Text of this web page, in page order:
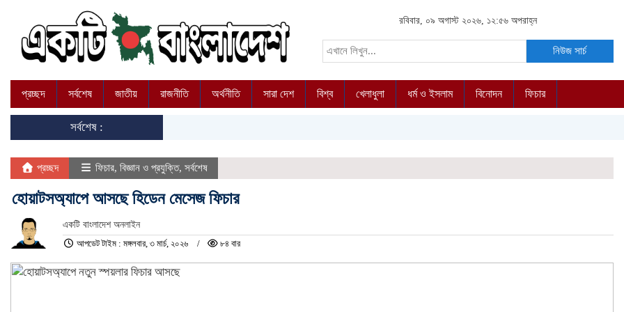
রবিবার, ০৯ অগাস্ট ২০২৬, ১২:৫৬ অপরাহ্ন
নিউজ সার্চ
প্রচ্ছদ সর্বশেষ জাতীয় রাজনীতি অর্থনীতি সারা দেশ বিশ্ব খেলাধুলা ধর্ম ও ইসলাম বিনোদন ফিচার
সর্বশেষ :
প্রচ্ছদ ফিচার, বিজ্ঞান ও প্রযুক্তি, সর্বশেষ
হোয়াটসঅ্যাপে আসছে হিডেন মেসেজ ফিচার
একটি বাংলাদেশ অনলাইন
আপডেট টাইম : মঙ্গলবার, ৩ মার্চ, ২০২৬
৮৪ বার